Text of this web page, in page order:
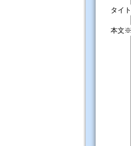
タイ
本文※